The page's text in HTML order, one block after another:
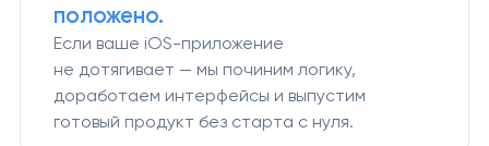
положено.
Если ваше iOS-приложение
не дотягивает — мы починим логику,
доработаем интерфейсы и выпустим
готовый продукт без старта с нуля.